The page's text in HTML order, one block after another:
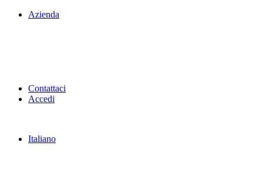
Azienda
Contattaci
Accedi
Italiano